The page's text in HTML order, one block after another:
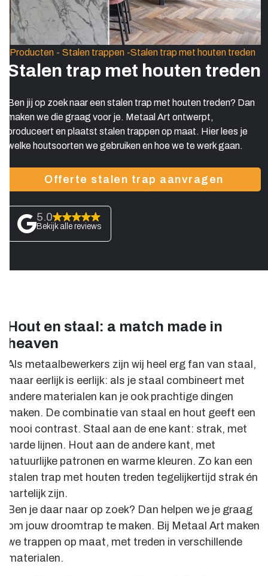
Producten - Stalen trappen -Stalen trap met houten treden
Stalen trap met houten treden
Ben jij op zoek naar een stalen trap met houten treden? Dan
maken we die graag voor je. Metaal Art ontwerpt,
produceert en plaatst stalen trappen op maat. Hier lees je
welke houtsoorten we gebruiken en hoe we te werk gaan.
Offerte stalen trap aanvragen
5.0
Bekijk alle reviews
Hout en staal: a match made in
heaven
Als metaalbewerkers zijn wij heel erg fan van staal,
maar eerlijk is eerlijk: als je staal combineert met
andere materialen kan je ook prachtige dingen
maken. De combinatie van staal en hout geeft een
mooi contrast. Staal aan de ene kant: strak, met
harde lijnen. Hout aan de andere kant, met
natuurlijke patronen en warme kleuren. Zo kan een
stalen trap met houten treden tegelijkertijd strak én
hartelijk zijn.
Ben je daar naar op zoek? Dan helpen we je graag
om jouw droomtrap te maken. Bij Metaal Art maken
we trappen op maat, met treden in verschillende
materialen.